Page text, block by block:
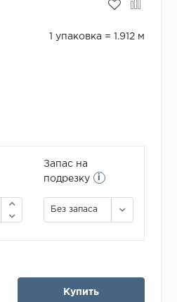
1 упаковка = 1.912 м
Запас на
подрезку
i
Без запаса
Купить